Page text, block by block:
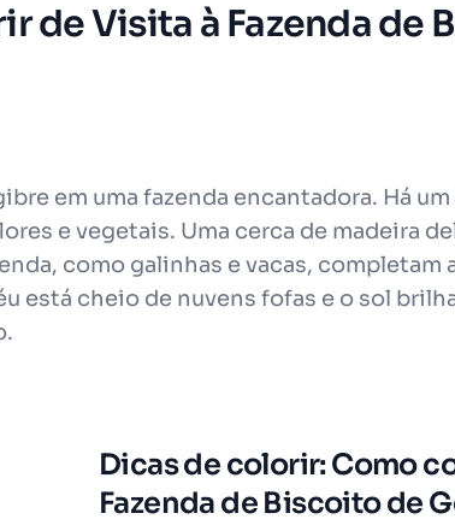
de Visita à Fazenda de
em uma fazenda encantadora. Há
e vegetais. Uma cerca de madeira
como galinhas e vacas,
está cheio de nuvens fofas e o sol
Dicas de colorir: Como
Fazenda de Biscoito de